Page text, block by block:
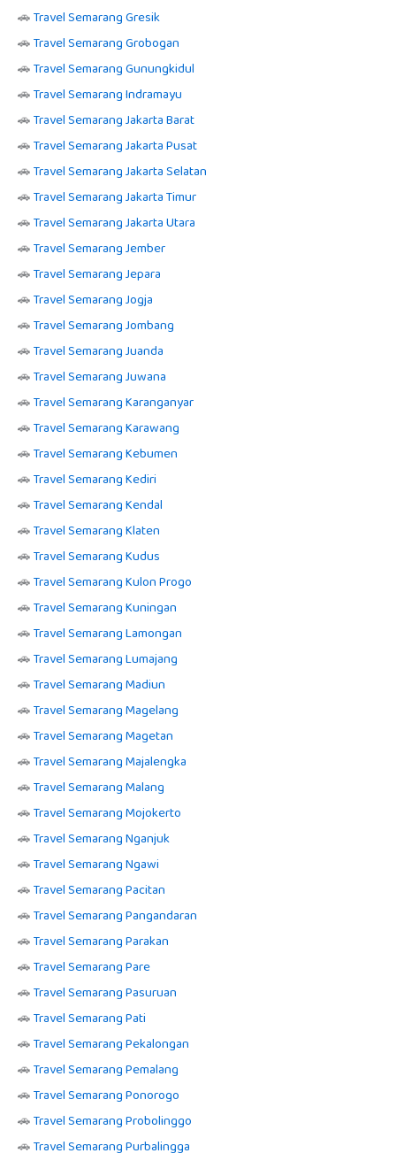
🚗Travel Semarang Gresik
🚗Travel Semarang Grobogan
🚗Travel Semarang Gunungkidul
🚗Travel Semarang Indramayu
🚗Travel Semarang Jakarta Barat
🚗Travel Semarang Jakarta Pusat
🚗Travel Semarang Jakarta Selatan
🚗Travel Semarang Jakarta Timur
🚗Travel Semarang Jakarta Utara
🚗Travel Semarang Jember
🚗Travel Semarang Jepara
🚗Travel Semarang Jogja
🚗Travel Semarang Jombang
🚗Travel Semarang Juanda
🚗Travel Semarang Juwana
🚗Travel Semarang Karanganyar
🚗Travel Semarang Karawang
🚗Travel Semarang Kebumen
🚗Travel Semarang Kediri
🚗Travel Semarang Kendal
🚗Travel Semarang Klaten
🚗Travel Semarang Kudus
🚗Travel Semarang Kulon Progo
🚗Travel Semarang Kuningan
🚗Travel Semarang Lamongan
🚗Travel Semarang Lumajang
🚗Travel Semarang Madiun
🚗Travel Semarang Magelang
🚗Travel Semarang Magetan
🚗Travel Semarang Majalengka
🚗Travel Semarang Malang
🚗Travel Semarang Mojokerto
🚗Travel Semarang Nganjuk
🚗Travel Semarang Ngawi
🚗Travel Semarang Pacitan
🚗Travel Semarang Pangandaran
🚗Travel Semarang Parakan
🚗Travel Semarang Pare
🚗Travel Semarang Pasuruan
🚗Travel Semarang Pati
🚗Travel Semarang Pekalongan
🚗Travel Semarang Pemalang
🚗Travel Semarang Ponorogo
🚗Travel Semarang Probolinggo
🚗Travel Semarang Purbalingga